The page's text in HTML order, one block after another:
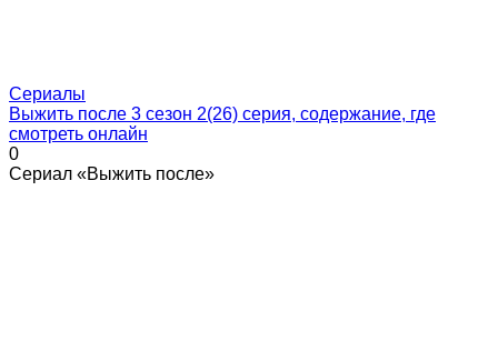
Сериалы
Выжить после 3 сезон 2(26) серия, содержание, где
смотреть онлайн
0
Сериал «Выжить после»